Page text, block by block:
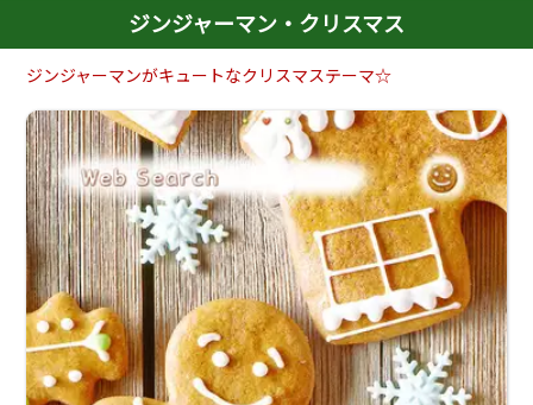
ジンジャーマン・クリスマス
ジンジャーマンがキュートなクリスマステーマ☆